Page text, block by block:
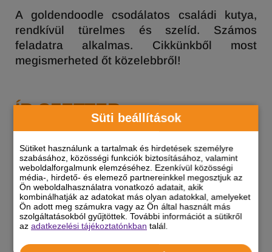
Süti beállítások
Sütiket használunk a tartalmak és hirdetések személyre
szabásához, közösségi funkciók biztosításához, valamint
weboldalforgalmunk elemzéséhez. Ezenkívül közösségi
média-, hirdető- és elemező partnereinkkel megosztjuk az
Ön weboldalhasználatra vonatkozó adatait, akik
kombinálhatják az adatokat más olyan adatokkal, amelyeket
Ön adott meg számukra vagy az Ön által használt más
szolgáltatásokból gyűjtöttek. További információt a sütikről
azadatkezelési tájékoztatónkban talál.
A goldendoodle csodálatos családi kutya,
rendkívül türelmes és szelíd. Számos
feladatra alkalmas. Cikkünkből most
megismerheted őt közelebbről!
ÍR SZETTER